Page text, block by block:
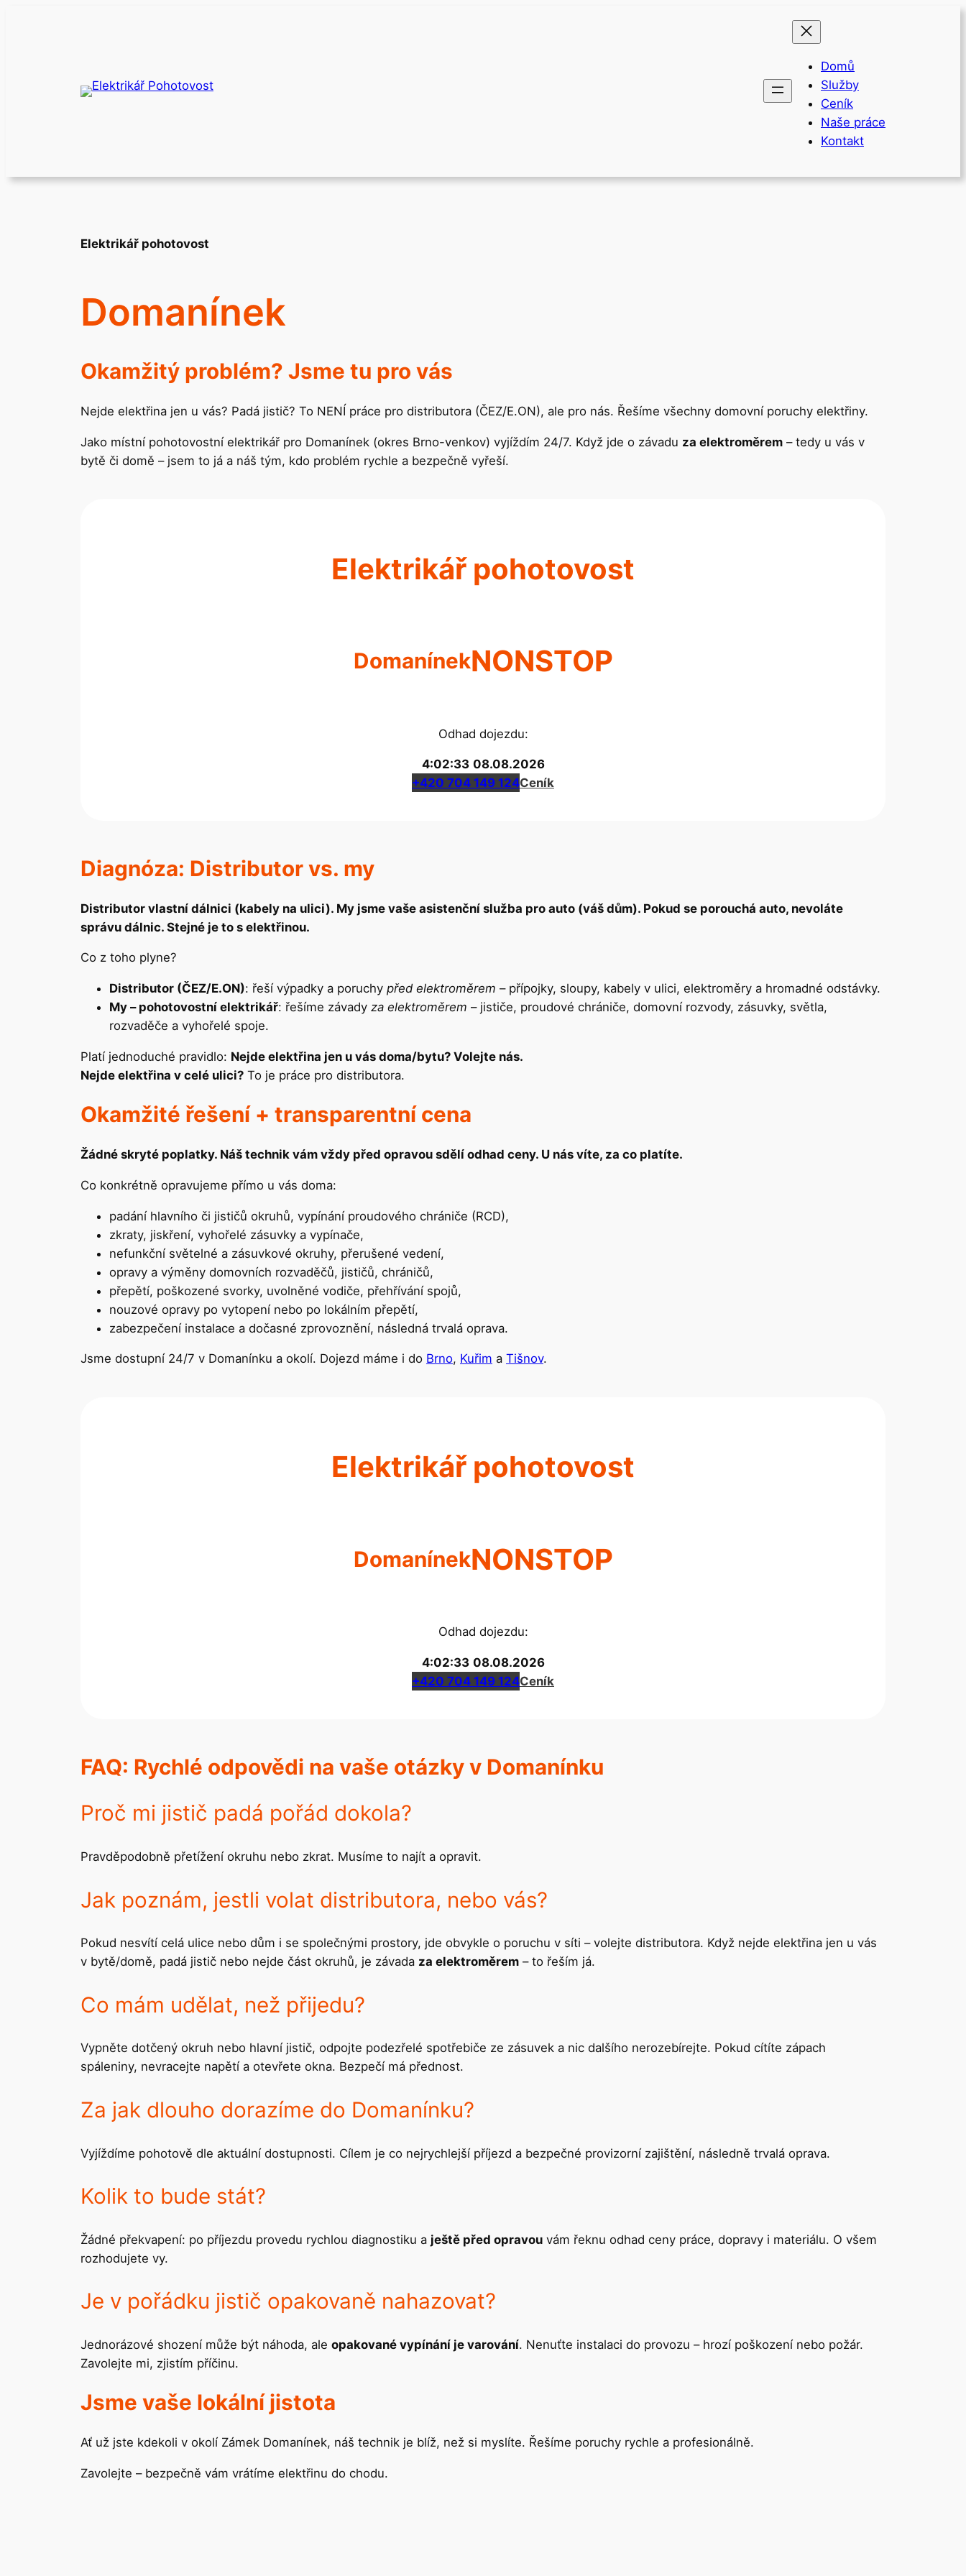
Domů
Služby
Ceník
Naše práce
Kontakt
Elektrikář pohotovost
Domanínek
Okamžitý problém? Jsme tu pro vás
Nejde elektřina jen u vás? Padá jistič? To NENÍ práce pro distributora (ČEZ/E.ON), ale pro nás. Řešíme všechny domovní poruchy elektřiny.
Jako místní pohotovostní elektrikář pro Domanínek (okres Brno-venkov) vyjíždím 24/7. Když jde o závadu za elektroměrem – tedy u vás v
bytě či domě – jsem to já a náš tým, kdo problém rychle a bezpečně vyřeší.
Elektrikář pohotovost
DomanínekNONSTOP
Odhad dojezdu:
4:02:33 08.08.2026
+420 704 149 124Ceník
Diagnóza: Distributor vs. my
Distributor vlastní dálnici (kabely na ulici). My jsme vaše asistenční služba pro auto (váš dům). Pokud se porouchá auto, nevoláte
správu dálnic. Stejné je to s elektřinou.
Co z toho plyne?
Distributor (ČEZ/E.ON): řeší výpadky a poruchy před elektroměrem – přípojky, sloupy, kabely v ulici, elektroměry a hromadné odstávky.
My – pohotovostní elektrikář: řešíme závady za elektroměrem – jističe, proudové chrániče, domovní rozvody, zásuvky, světla,
rozvaděče a vyhořelé spoje.
Platí jednoduché pravidlo: Nejde elektřina jen u vás doma/bytu? Volejte nás.
Nejde elektřina v celé ulici? To je práce pro distributora.
Okamžité řešení + transparentní cena
Žádné skryté poplatky. Náš technik vám vždy před opravou sdělí odhad ceny. U nás víte, za co platíte.
Co konkrétně opravujeme přímo u vás doma:
padání hlavního či jističů okruhů, vypínání proudového chrániče (RCD),
zkraty, jiskření, vyhořelé zásuvky a vypínače,
nefunkční světelné a zásuvkové okruhy, přerušené vedení,
opravy a výměny domovních rozvaděčů, jističů, chráničů,
přepětí, poškozené svorky, uvolněné vodiče, přehřívání spojů,
nouzové opravy po vytopení nebo po lokálním přepětí,
zabezpečení instalace a dočasné zprovoznění, následná trvalá oprava.
Jsme dostupní 24/7 v Domanínku a okolí. Dojezd máme i do Brno, Kuřim a Tišnov.
Elektrikář pohotovost
DomanínekNONSTOP
Odhad dojezdu:
4:02:33 08.08.2026
+420 704 149 124Ceník
FAQ: Rychlé odpovědi na vaše otázky v Domanínku
Proč mi jistič padá pořád dokola?
Pravděpodobně přetížení okruhu nebo zkrat. Musíme to najít a opravit.
Jak poznám, jestli volat distributora, nebo vás?
Pokud nesvítí celá ulice nebo dům i se společnými prostory, jde obvykle o poruchu v síti – volejte distributora. Když nejde elektřina jen u vás
v bytě/domě, padá jistič nebo nejde část okruhů, je závada za elektroměrem – to řeším já.
Co mám udělat, než přijedu?
Vypněte dotčený okruh nebo hlavní jistič, odpojte podezřelé spotřebiče ze zásuvek a nic dalšího nerozebírejte. Pokud cítíte zápach
spáleniny, nevracejte napětí a otevřete okna. Bezpečí má přednost.
Za jak dlouho dorazíme do Domanínku?
Vyjíždíme pohotově dle aktuální dostupnosti. Cílem je co nejrychlejší příjezd a bezpečné provizorní zajištění, následně trvalá oprava.
Kolik to bude stát?
Žádné překvapení: po příjezdu provedu rychlou diagnostiku a ještě před opravou vám řeknu odhad ceny práce, dopravy i materiálu. O všem
rozhodujete vy.
Je v pořádku jistič opakovaně nahazovat?
Jednorázové shození může být náhoda, ale opakované vypínání je varování. Nenuťte instalaci do provozu – hrozí poškození nebo požár.
Zavolejte mi, zjistím příčinu.
Jsme vaše lokální jistota
Ať už jste kdekoli v okolí Zámek Domanínek, náš technik je blíž, než si myslíte. Řešíme poruchy rychle a profesionálně.
Zavolejte – bezpečně vám vrátíme elektřinu do chodu.